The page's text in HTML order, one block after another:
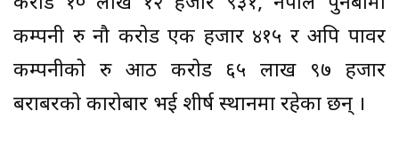
कम्पनी रु नौ करोड एक हजार ४१५ र अपि पावर
कम्पनीको रु आठ करोड ६५ लाख ९७ हजार
बराबरको कारोबार भई शीर्ष स्थानमा रहेका छन् ।